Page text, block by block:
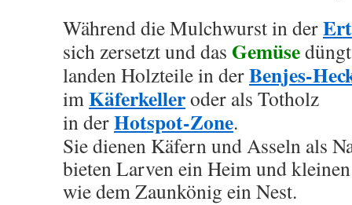
Während die Mulchwurst in der
sich zersetzt und das Gemüse
landen Holzteile in derBenjes-
imKäferkelleroder als Totholz
in derHotspot-Zone.
Sie dienen Käfern und Asseln als
bieten Larven ein Heim und
wie dem Zaunkönig ein Nest.